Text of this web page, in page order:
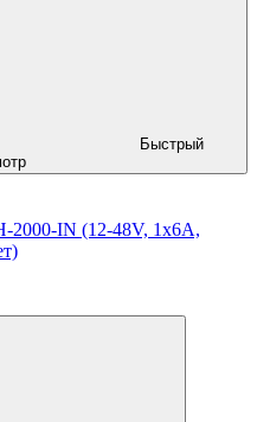
Быстрый
2000-IN (12-48V, 1x6A,